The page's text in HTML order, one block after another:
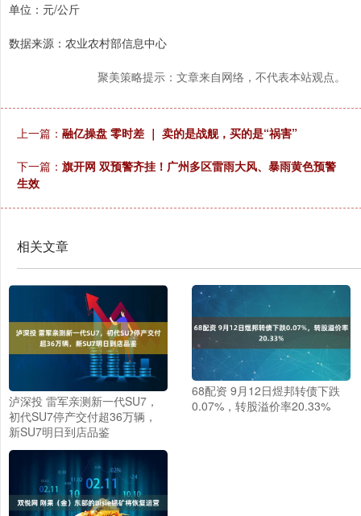
单位：元/公斤
数据来源：农业农村部信息中心
聚美策略提示：文章来自网络，不代表本站观点。
上一篇： 融亿操盘 零时差 ｜ 卖的是战舰，买的是“祸害”
下一篇： 旗开网 双预警齐挂！广州多区雷雨大风、暴雨黄色预警
生效
相关文章
泸深投 雷军亲测新一代SU7，
初代SU7停产交付超36万辆，
新SU7明日到店品鉴
68配资 9月12日煜邦转债下跌
0.07%，转股溢价率20.33%